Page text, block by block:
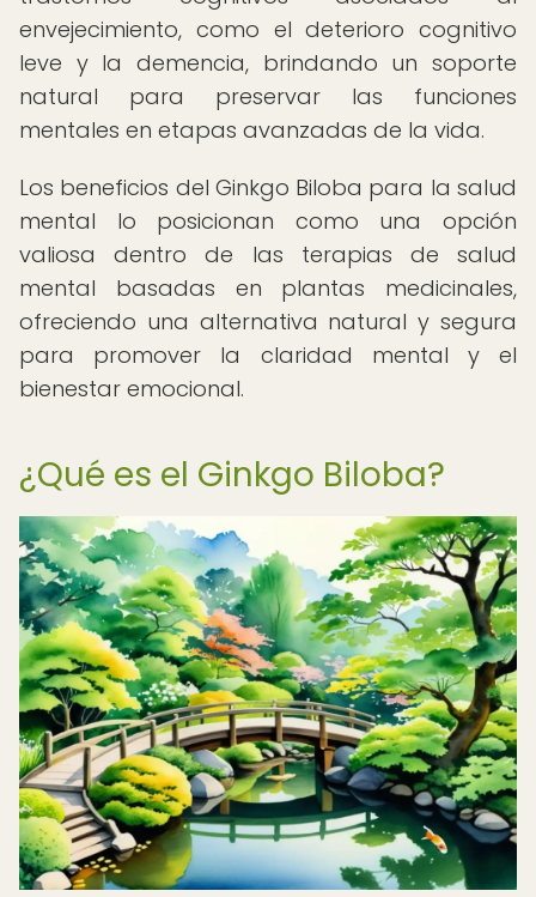
envejecimiento, como el deterioro cognitivo
leve y la demencia, brindando un soporte
natural para preservar las funciones
mentales en etapas avanzadas de la vida.
Los beneficios del Ginkgo Biloba para la salud
mental lo posicionan como una opción
valiosa dentro de las terapias de salud
mental basadas en plantas medicinales,
ofreciendo una alternativa natural y segura
para promover la claridad mental y el
bienestar emocional.
¿Qué es el Ginkgo Biloba?